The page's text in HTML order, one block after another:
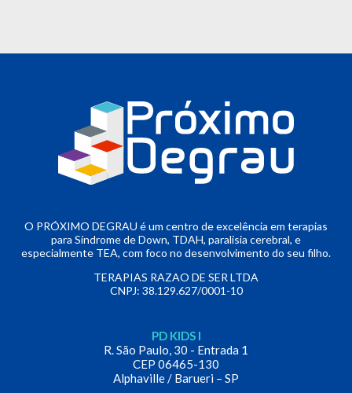
O PRÓXIMO DEGRAU é um centro de excelência em terapias
para Síndrome de Down, TDAH, paralisia cerebral, e
especialmente TEA, com foco no desenvolvimento do seu filho.
TERAPIAS RAZAO DE SER LTDA
CNPJ: 38.129.627/0001-10
PD KIDS I
R. São Paulo, 30 - Entrada 1
CEP 06465-130
Alphaville / Barueri – SP